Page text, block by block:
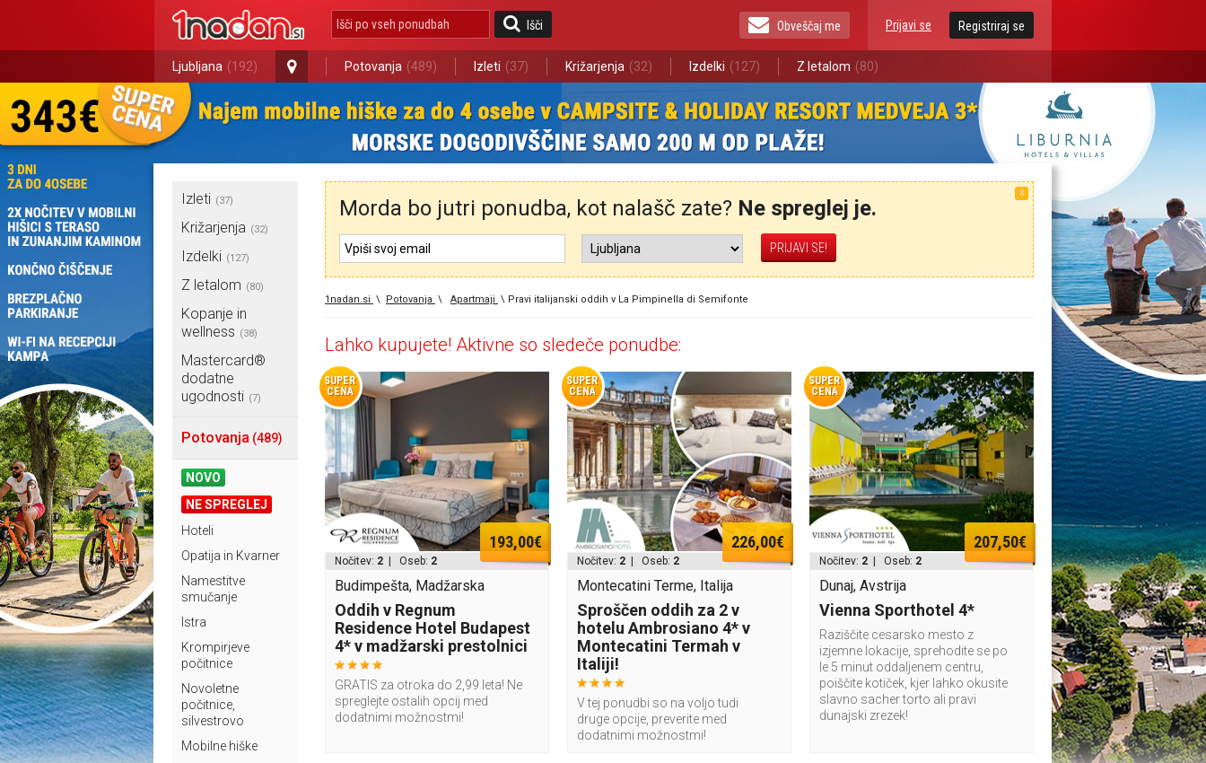
Išči Prijavi se Registriraj se
Obveščaj me
Ljubljana (192) Potovanja (489) Izleti (37) Križarjenja (32) Izdelki (127) Z letalom (80)
Izleti (37)
Križarjenja (32)
Izdelki (127)
Z letalom (80)
Kopanje in
wellness (38)
Mastercard®
dodatne
ugodnosti (7)
Potovanja (489)
NOVO
NE SPREGLEJ
Hoteli
Opatija in Kvarner
Namestitve
smučanje
Istra
Krompirjeve
počitnice
Novoletne
počitnice,
silvestrovo
Mobilne hiške
X
Morda bo jutri ponudba, kot nalašč zate? Ne spreglej je.
1nadan.si \ Potovanja \ Apartmaji \ Pravi italijanski oddih v La Pimpinella di Semifonte
Lahko kupujete! Aktivne so sledeče ponudbe:
SUPER
CENA
193,00€
Nočitev: 2 | Oseb: 2
Budimpešta, Madžarska
Oddih v Regnum
Residence Hotel Budapest
4* v madžarski prestolnici
GRATIS za otroka do 2,99 leta! Ne
spreglejte ostalih opcij med
dodatnimi možnostmi!
SUPER
CENA
226,00€
Nočitev: 2 | Oseb: 2
Montecatini Terme, Italija
Sproščen oddih za 2 v
hotelu Ambrosiano 4* v
Montecatini Termah v
Italiji!
V tej ponudbi so na voljo tudi
druge opcije, preverite med
dodatnimi možnostmi!
SUPER
CENA
207,50€
Nočitev: 2 | Oseb: 2
Dunaj, Avstrija
Vienna Sporthotel 4*
Raziščite cesarsko mesto z
izjemne lokacije, sprehodite se po
le 5 minut oddaljenem centru,
poiščite kotiček, kjer lahko okusite
slavno sacher torto ali pravi
dunajski zrezek!